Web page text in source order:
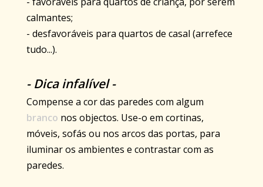
calmantes;
- desfavoráveis para quartos de casal (arrefece
tudo...).
- Dica infalível -
Compense a cor das paredes com algum
branco nos objectos. Use-o em cortinas,
móveis, sofás ou nos arcos das portas, para
iluminar os ambientes e contrastar com as
paredes.